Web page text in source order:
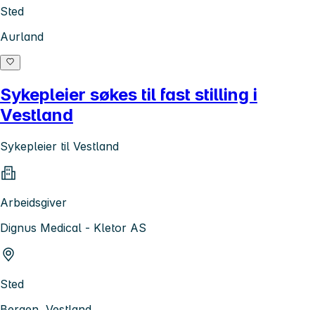
Sted
Aurland
Sykepleier søkes til fast stilling i
Vestland
Sykepleier til Vestland
Arbeidsgiver
Dignus Medical - Kletor AS
Sted